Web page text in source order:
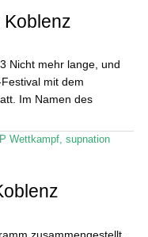
Nicht mehr lange, und
mit dem
Im Namen des
Wettkampf, supnation
zusammengestellt,